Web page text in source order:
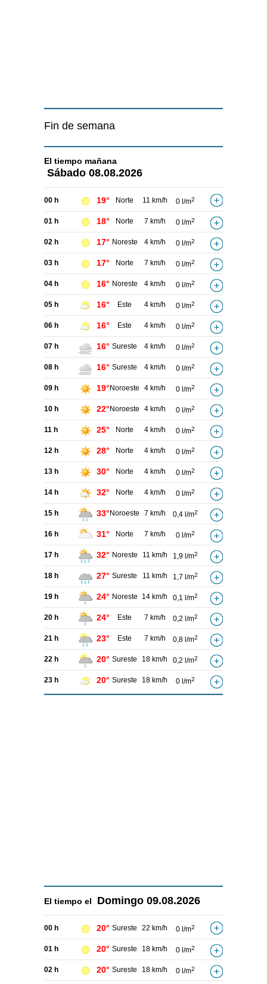
Fin de semana
El tiempo mañana
Sábado 08.08.2026
00 h 19° Norte 11 km/h 0 l/m2
01 h 18° Norte 7 km/h 0 l/m2
02 h 17° Noreste 4 km/h 0 l/m2
03 h 17° Norte 7 km/h 0 l/m2
04 h 16° Noreste 4 km/h 0 l/m2
05 h 16° Este 4 km/h 0 l/m2
06 h 16° Este 4 km/h 0 l/m2
07 h 16° Sureste 4 km/h 0 l/m2
08 h 16° Sureste 4 km/h 0 l/m2
09 h 19° Noroeste 4 km/h 0 l/m2
10 h 22° Noroeste 4 km/h 0 l/m2
11 h 25° Norte 4 km/h 0 l/m2
12 h 28° Norte 4 km/h 0 l/m2
13 h 30° Norte 4 km/h 0 l/m2
14 h 32° Norte 4 km/h 0 l/m2
15 h 33° Noroeste 7 km/h 0,4 l/m2
16 h 31° Norte 7 km/h 0 l/m2
17 h 32° Noreste 11 km/h 1,9 l/m2
18 h 27° Sureste 11 km/h 1,7 l/m2
19 h 24° Noreste 14 km/h 0,1 l/m2
20 h 24° Este 7 km/h 0,2 l/m2
21 h 23° Este 7 km/h 0,8 l/m2
22 h 20° Sureste 18 km/h 0,2 l/m2
23 h 20° Sureste 18 km/h 0 l/m2
El tiempo el Domingo 09.08.2026
00 h 20° Sureste 22 km/h 0 l/m2
01 h 20° Sureste 18 km/h 0 l/m2
02 h 20° Sureste 18 km/h 0 l/m2